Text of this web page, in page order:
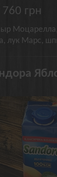
грн
лук Марс,